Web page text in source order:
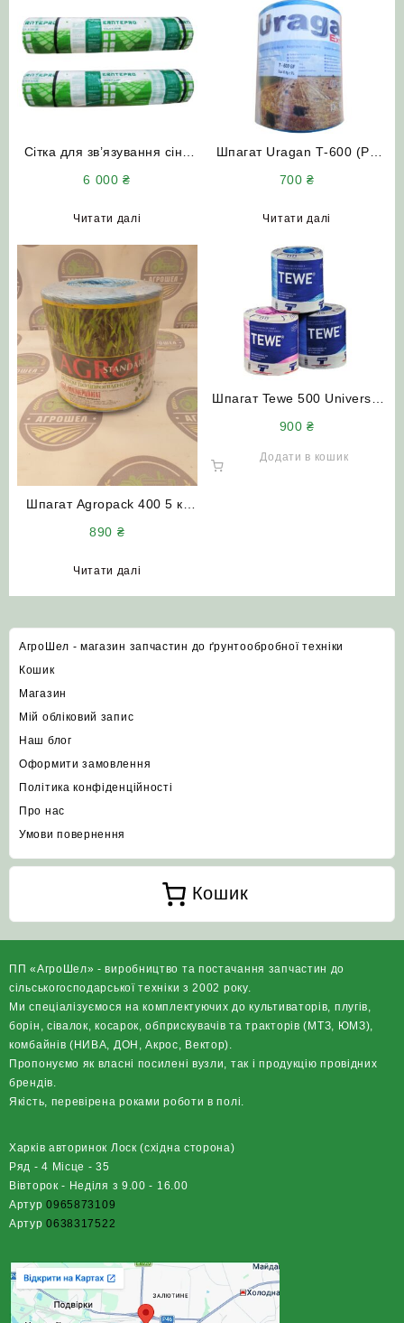
Сітка для зв’язування сіна
6 000₴
Читати далі
Шпагат Uragan Т-600 (PP
700₴
Читати далі
Шпагат Agropack 400 5 кг
890 ₴
Читати далі
Шпагат Tewe 500 Universal
900₴
Додати в кошик
АгроШел - магазин запчастин до ґрунтообробної техніки
Кошик
Магазин
Мій обліковий запис
Наш блог
Оформити замовлення
Політика конфіденційності
Про нас
Умови повернення
Кошик
ПП «АгроШел» - виробництво та постачання запчастин до
сільськогосподарської техніки з 2002 року.
Ми спеціалізуємося на комплектуючих до культиваторів, плугів,
борін, сівалок, косарок, обприскувачів та тракторів (МТЗ, ЮМЗ),
комбайнів (НИВА, ДОН, Акрос, Вектор).
Пропонуємо як власні посилені вузли, так і продукцію провідних
брендів.
Якість, перевірена роками роботи в полі.
Харків авторинок Лоск (східна сторона)
Ряд - 4 Місце - 35
Вівторок - Неділя з 9.00 - 16.00
Артур0965873109
Артур0638317522